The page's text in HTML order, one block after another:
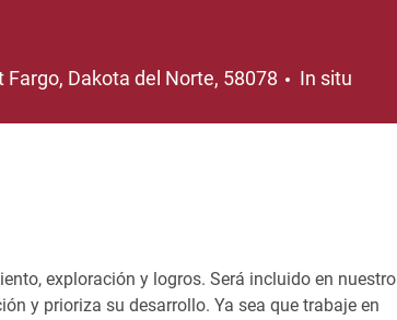
Fargo, Dakota del Norte, 58078 In situ
exploración y logros. Será incluido en nuestro
y prioriza su desarrollo. Ya sea que trabaje en